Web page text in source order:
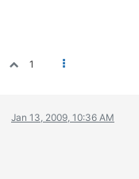
1
Jan 13, 2009, 10:36 AM